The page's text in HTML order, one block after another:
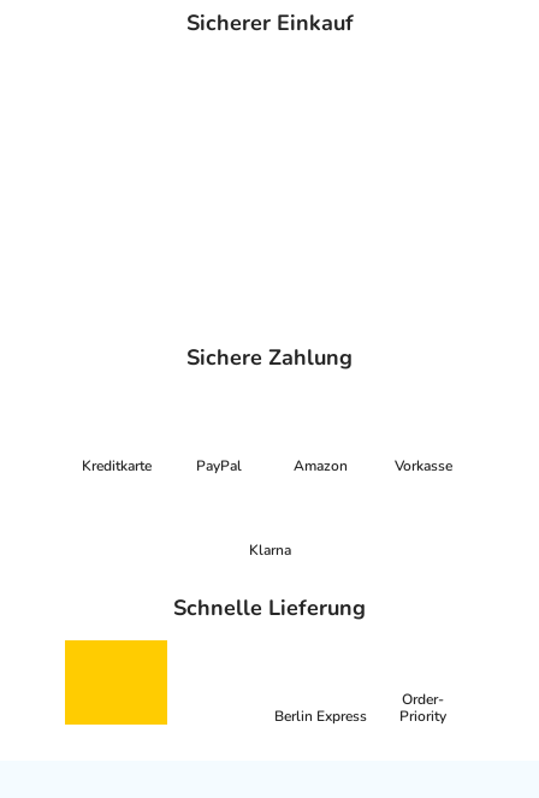
Sicherer Einkauf
Sichere Zahlung
Kreditkarte PayPal Amazon Vorkasse
Klarna
Schnelle Lieferung
Berlin Express
Order-
Priority